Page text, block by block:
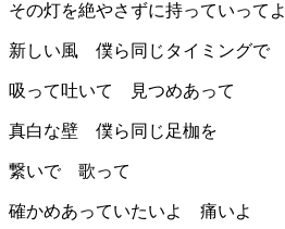
その灯を絶やさずに持っていってよ
新しい風 僕ら同じタイミングで
吸って吐いて 見つめあって
真白な壁 僕ら同じ足枷を
繋いで 歌って
確かめあっていたいよ 痛いよ